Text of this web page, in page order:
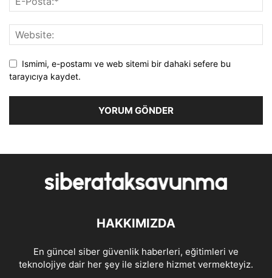
Ismimi, e-postamı ve web sitemi bir dahaki sefere bu
tarayıcıya kaydet.
HAKKIMIZDA
En güncel siber güvenlik haberleri, eğitimleri ve
teknolojiye dair her şey ile sizlere hizmet vermekteyiz.